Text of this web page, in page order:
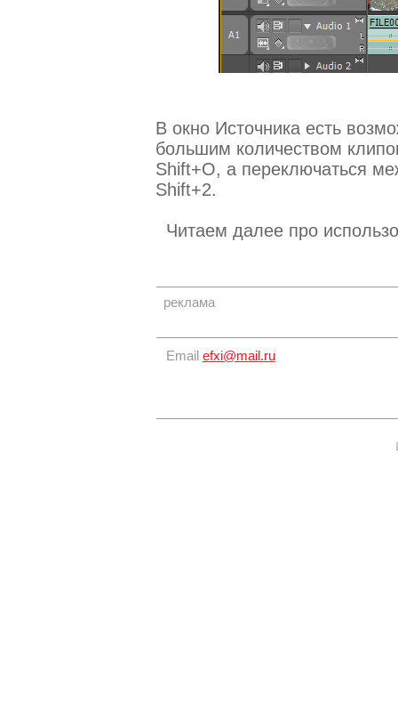
В окно Источника есть
большим количеством
Shift+O, а переключаться
Shift+2.
Читаем далее про
реклама
Email efxi@mail.ru